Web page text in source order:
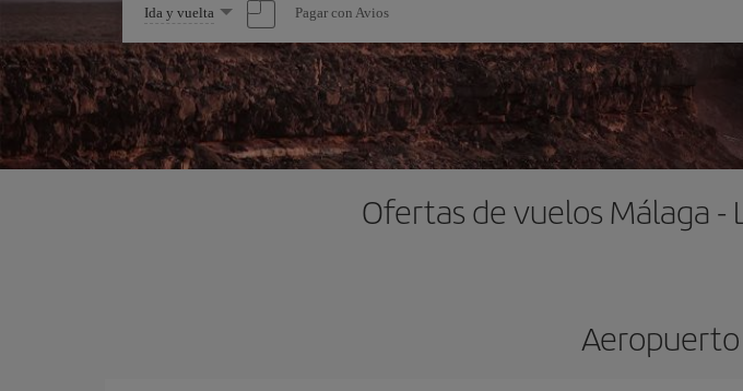
Seleccione
una
opción
Ida y vuelta Pagar con Avios
Ofertas de vuelos Málaga -